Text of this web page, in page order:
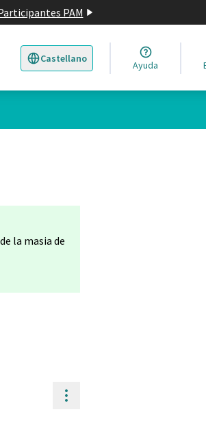
PAM
Castellano
Triar la llengua Elegir el idioma
Ayuda
la masia de
Controles de recursos